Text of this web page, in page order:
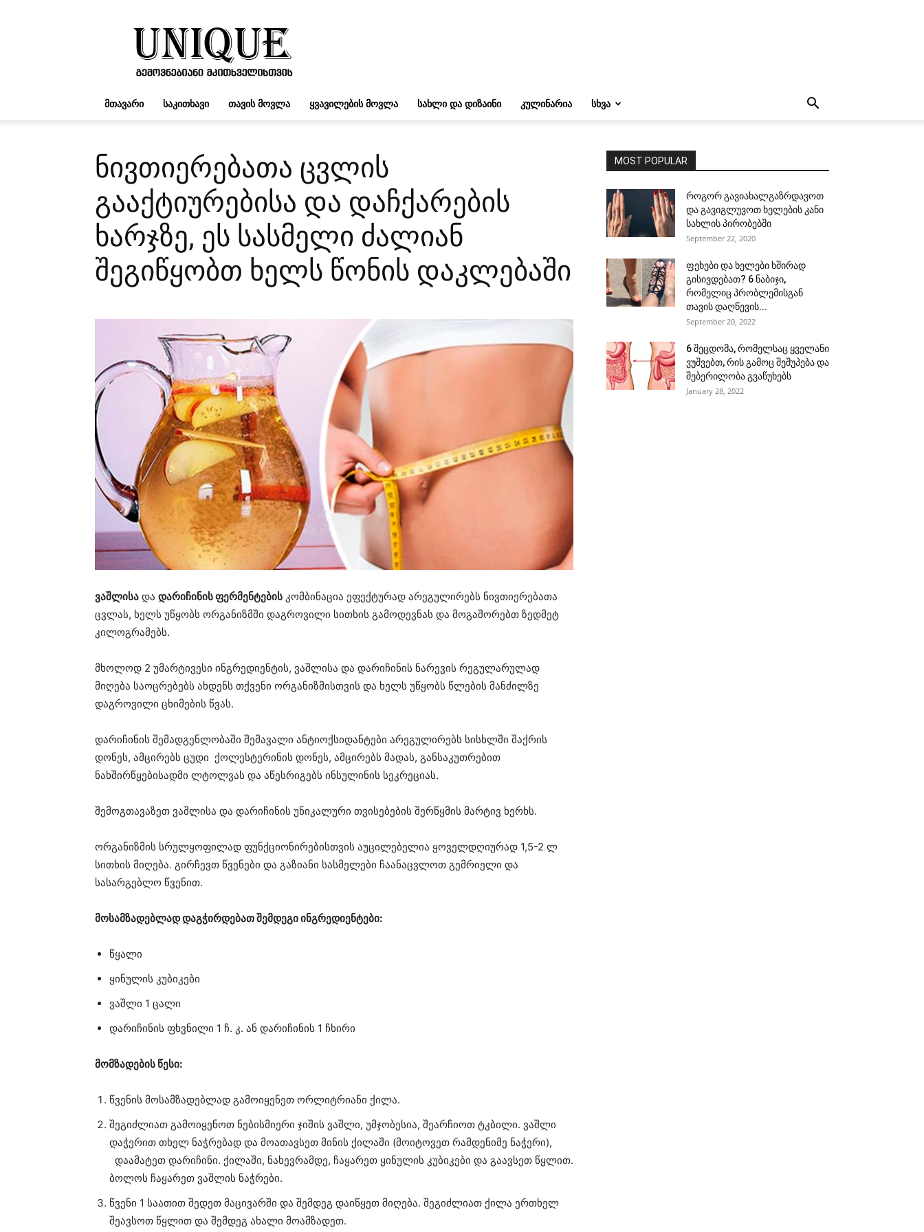
UNIQUE.GE
ᲛᲗᲐᲕᲐᲠᲘ ᲡᲐᲙᲘᲗᲮᲐᲕᲘ ᲗᲐᲕᲘᲡ ᲛᲝᲕᲚᲐ ᲧᲕᲐᲕᲘᲚᲔᲑᲘᲡ ᲛᲝᲕᲚᲐ ᲡᲐᲮᲚᲘ ᲓᲐ ᲓᲘᲖᲐᲘᲜᲘ ᲙᲣᲚᲘᲜᲐᲠᲘᲐ ᲡᲮᲕᲐ
ნივთიერებათა ცვლის
გააქტიურებისა და დაჩქარების
ხარჯზე, ეს სასმელი ძალიან
შეგიწყობთ ხელს წონის დაკლებაში
ვაშლისა და დარიჩინის ფერმენტების კომბინაცია ეფექტურად არეგულირებს ნივთიერებათა
ცვლას, ხელს უწყობს ორგანიზმში დაგროვილი სითხის გამოდევნას და მოგაშორებთ ზედმეტ
კილოგრამებს.
მხოლოდ 2 უმარტივესი ინგრედიენტის, ვაშლისა და დარიჩინის ნარევის რეგულარულად
მიღება საოცრებებს ახდენს თქვენი ორგანიზმისთვის და ხელს უწყობს წლების მანძილზე
დაგროვილი ცხიმების წვას.
დარიჩინის შემადგენლობაში შემავალი ანტიოქსიდანტები არეგულირებს სისხლში შაქრის
დონეს, ამცირებს ცუდი ქოლესტერინის დონეს, ამცირებს მადას, განსაკუთრებით
ნახშირწყებისადმი ლტოლვას და აწესრიგებს ინსულინის სეკრეციას.
შემოგთავაზეთ ვაშლისა და დარიჩინის უნიკალური თვისებების შერწყმის მარტივ ხერხს.
ორგანიზმის სრულყოფილად ფუნქციონირებისთვის აუცილებელია ყოველდღიურად 1,5-2 ლ
სითხის მიღება. გირჩევთ წვენები და გაზიანი სასმელები ჩაანაცვლოთ გემრიელი და
სასარგებლო წვენით.
მოსამზადებლად დაგჭირდებათ შემდეგი ინგრედიენტები:
წყალი
ყინულის კუბიკები
ვაშლი 1 ცალი
დარიჩინის ფხვნილი 1 ჩ. კ. ან დარიჩინის 1 ჩხირი
მომზადების წესი:
წვენის მოსამზადებლად გამოიყენეთ ორლიტრიანი ქილა.
შეგიძლიათ გამოიყენოთ ნებისმიერი ჯიშის ვაშლი, უმჯობესია, შეარჩიოთ ტკბილი. ვაშლი
დაჭერით თხელ ნაჭრებად და მოათავსეთ მინის ქილაში (მოიტოვეთ რამდენიმე ნაჭერი),
დაამატეთ დარიჩინი. ქილაში, ნახევრამდე, ჩაყარეთ ყინულის კუბიკები და გაავსეთ წყლით.
ბოლოს ჩაყარეთ ვაშლის ნაჭრები.
წვენი 1 საათით შედეთ მაცივარში და შემდეგ დაიწყეთ მიღება. შეგიძლიათ ქილა ერთხელ
შეავსოთ წყლით და შემდეგ ახალი მოამზადეთ.
MOST POPULAR
როგორ გავიახალგაზრდავოთ
და გავიგლუვოთ ხელების კანი
სახლის პირობებში
September 22, 2020
ფეხები და ხელები ხშირად
გისივდებათ? 6 ნაბიჯი,
რომელიც პრობლემისგან
თავის დაღწევის...
September 20, 2022
6 შეცდომა, რომელსაც ყველანი
ვუშვებთ, რის გამოც შეშუპება და
შებერილობა გვაწუხებს
January 28, 2022